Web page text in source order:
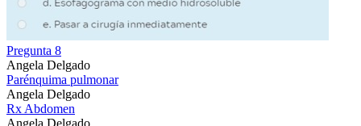
Pregunta 8
Angela Delgado
Parénquima pulmonar
Angela Delgado
Rx Abdomen
Angela Delgado